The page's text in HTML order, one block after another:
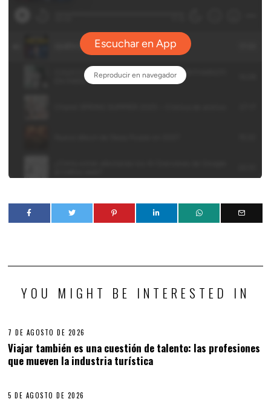
YOU MIGHT BE INTERESTED IN
7 DE AGOSTO DE 2026
Viajar también es una cuestión de talento: las profesiones
que mueven la industria turística
5 DE AGOSTO DE 2026